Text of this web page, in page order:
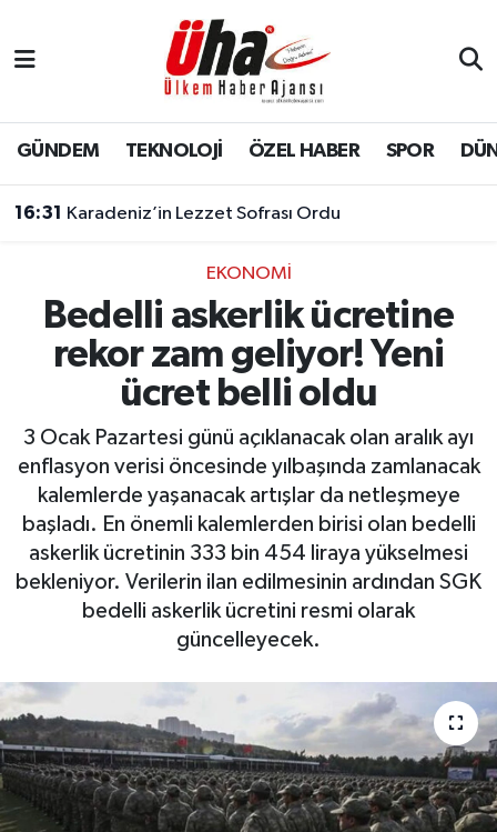
GÜNDEM TEKNOLOJİ ÖZEL HABER SPOR
16:31 Karadeniz’in Lezzet Sofrası Ordu
EKONOMİ
Bedelli askerlik ücretine
rekor zam geliyor! Yeni
ücret belli oldu
3 Ocak Pazartesi günü açıklanacak olan aralık ayı
enflasyon verisi öncesinde yılbaşında zamlanacak
kalemlerde yaşanacak artışlar da netleşmeye
başladı. En önemli kalemlerden birisi olan bedelli
askerlik ücretinin 333 bin 454 liraya yükselmesi
bekleniyor. Verilerin ilan edilmesinin ardından SGK
bedelli askerlik ücretini resmi olarak
güncelleyecek.
İstanbul Nöbetçi Eczaneler
İstanbul Hava Durumu
Süper Lig Puan Durumu ve Fikstür
Tüm Manşetler
Haber Arşivi